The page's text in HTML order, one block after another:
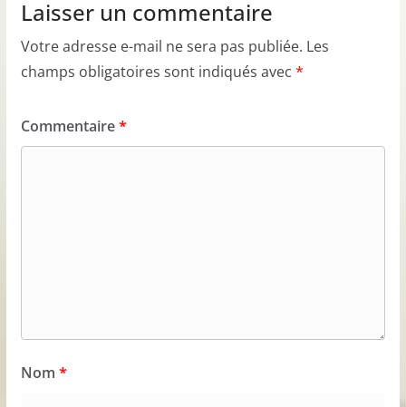
Laisser un commentaire
Votre adresse e-mail ne sera pas publiée. Les
champs obligatoires sont indiqués avec *
Commentaire*
Nom *